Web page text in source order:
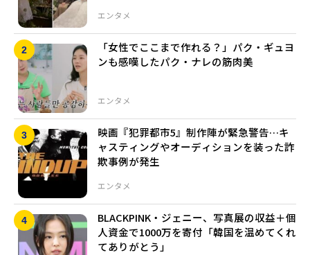
エンタメ
エンタメ
「女性でここまで作れる？」パク・ギュヨ
ンも感嘆したパク・ナレの筋肉美
エンタメ
映画『犯罪都市5』制作陣が緊急警告…キ
ャスティングやオーディションを装った詐
欺事例が発生
BLACKPINK・ジェニー、写真展の収益＋個
人資金で1000万を寄付「韓国を温めてくれ
てありがとう」